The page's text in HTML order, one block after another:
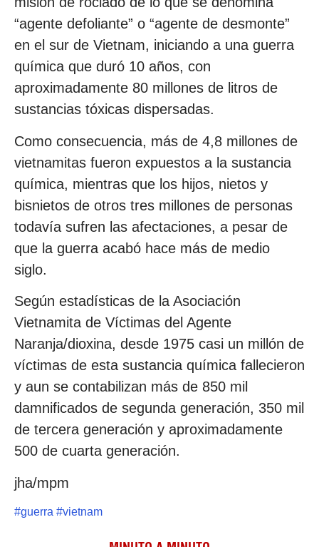
“agente defoliante” o “agente de desmonte”
en el sur de Vietnam, iniciando a una guerra
química que duró 10 años, con
aproximadamente 80 millones de litros de
sustancias tóxicas dispersadas.
Como consecuencia, más de 4,8 millones de
vietnamitas fueron expuestos a la sustancia
química, mientras que los hijos, nietos y
bisnietos de otros tres millones de personas
todavía sufren las afectaciones, a pesar de
que la guerra acabó hace más de medio
siglo.
Según estadísticas de la Asociación
Vietnamita de Víctimas del Agente
Naranja/dioxina, desde 1975 casi un millón de
víctimas de esta sustancia química fallecieron
y aun se contabilizan más de 850 mil
damnificados de segunda generación, 350 mil
de tercera generación y aproximadamente
500 de cuarta generación.
jha/mpm
#guerra #vietnam